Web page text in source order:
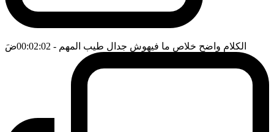
الكلام واضح خلاص ما فيهوش جدال طيب المهم - 00:02:02 ضَ